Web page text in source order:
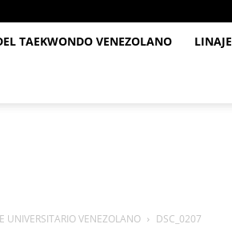
TAEKWONDO VENEZOLANO LINAJE
UNIVERSITARIO VENEZOLANO DSC_0207